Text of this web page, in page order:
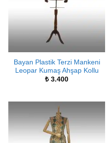
Bayan Plastik Terzi Mankeni
Leopar Kumaş Ahşap Kollu
₺ 3.400